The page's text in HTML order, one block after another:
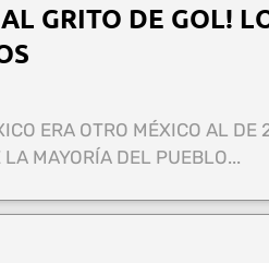
GRITO DE GOL!
ERA OTRO MÉXICO AL DE
MAYORÍA DEL PUEBLO...